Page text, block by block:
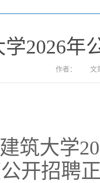
学2026年
作者： 文
筑大学
开招聘